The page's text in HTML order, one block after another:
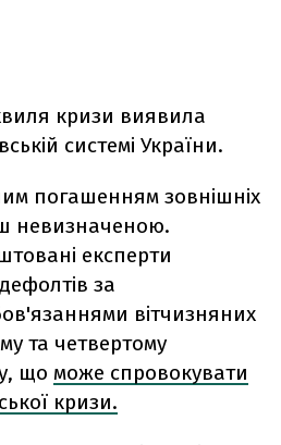
кризи виявила
системі України.
погашенням зовнішніх
невизначеною.
експерти
за
вітчизняних
та четвертому
що може спровокувати
кризи.